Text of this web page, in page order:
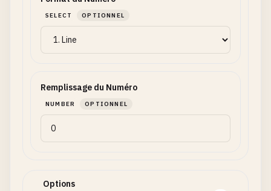
SELECT OPTIONNEL
Remplissage du Numéro
NUMBER OPTIONNEL
Options